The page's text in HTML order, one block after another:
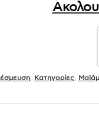
Κατηγορίες